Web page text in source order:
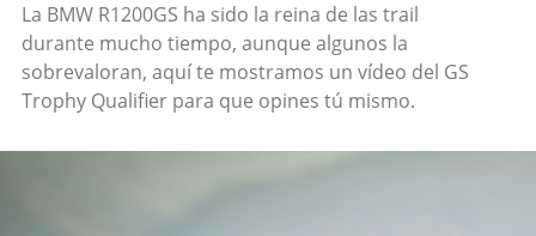
La BMW R1200GS ha sido la reina de las trail
durante mucho tiempo, aunque algunos la
sobrevaloran, aquí te mostramos un vídeo del GS
Trophy Qualifier para que opines tú mismo.